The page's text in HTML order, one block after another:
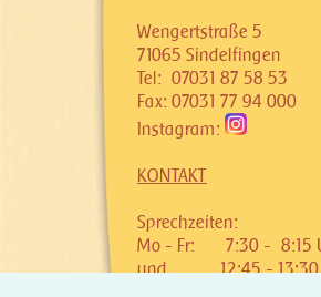
Wengertstraße 5
71065 Sindelfingen
Tel: 07031 87 58 53
Fax: 07031 77 94 000
Instagram:
KONTAKT
Sprechzeiten:
Mo - Fr:
7:30 - 8:15
und
12:45 -